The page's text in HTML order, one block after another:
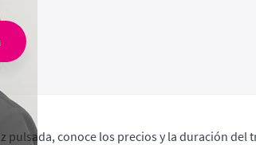
conoce los precios y la duración del